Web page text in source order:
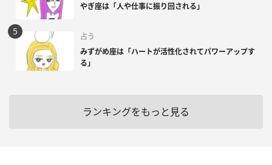
やぎ座は「人や仕事に振り回される」
占う
みずがめ座は「ハートが活性化されてパワーアップす
る」
ランキングをもっと見る